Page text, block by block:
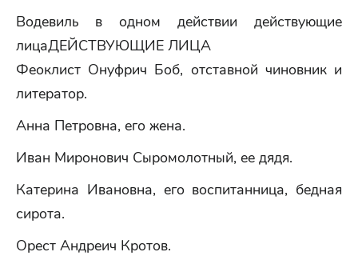
Водевиль в одном действии действующие
лицаДЕЙСТВУЮЩИЕ ЛИЦА
Феоклист Онуфрич Боб, отставной чиновник и
литератор.
Анна Петровна, его жена.
Иван Миронович Сыромолотный, ее дядя.
Катерина Ивановна, его воспитанница, бедная
сирота.
Орест Андреич Кротов.